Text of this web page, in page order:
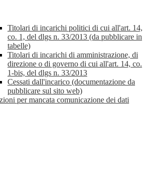
Titolari di incarichi politici di cui all'art. 14,
co. 1, del dlgs n. 33/2013 (da pubblicare in
tabelle)
Titolari di incarichi di amministrazione, di
direzione o di governo di cui all'art. 14, co.
1-bis, del dlgs n. 33/2013
Cessati dall'incarico (documentazione da
pubblicare sul sito web)
per mancata comunicazione dei dati